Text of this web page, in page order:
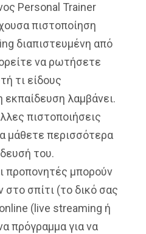
Personal Trainer
πιστοποίηση
διαπιστευμένη από
να ρωτήσετε
τι είδους
εκπαίδευση λαμβάνει.
πιστοποιήσεις
μάθετε περισσότερα
του.
προπονητές μπορούν
σπίτι (το δικό σας
(live streaming ή
πρόγραμμα για να